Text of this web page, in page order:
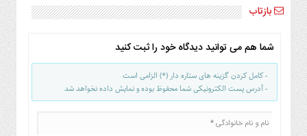
و
صنایع
غذایی
و
بین
الملل
بازتاب
شما هم می توانید دیدگاه خود را ثبت کنید
- کامل کردن گزینه های ستاره دار (*) الزامی است
- آدرس پست الکترونیکی شما محفوظ بوده و نمایش داده نخواهد شد